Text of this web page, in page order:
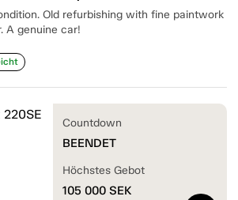
Old refurbishing with fine paintwork
A genuine car!
Countdown
BEENDET
Höchstes Gebot
105 000 SEK